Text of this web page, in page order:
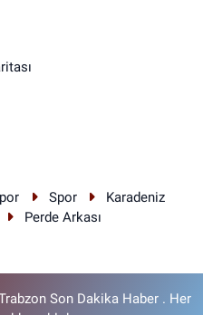
Spor
Karadeniz
Perde Arkası
Son Dakika Haber . Her